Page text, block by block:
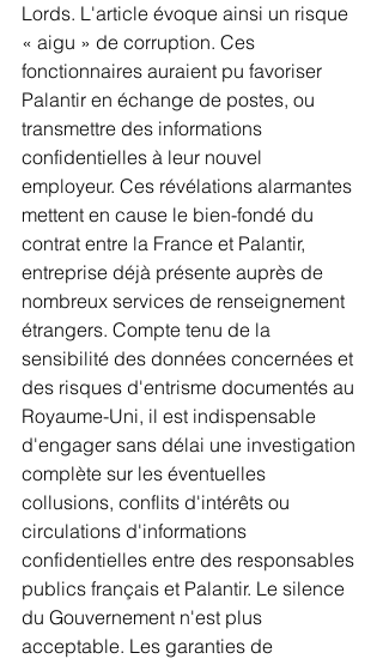
Lords. L'article évoque ainsi un risque
« aigu » de corruption. Ces
fonctionnaires auraient pu favoriser
Palantir en échange de postes, ou
transmettre des informations
confidentielles à leur nouvel
employeur. Ces révélations alarmantes
mettent en cause le bien-fondé du
contrat entre la France et Palantir,
entreprise déjà présente auprès de
nombreux services de renseignement
étrangers. Compte tenu de la
sensibilité des données concernées et
des risques d'entrisme documentés au
Royaume-Uni, il est indispensable
d'engager sans délai une investigation
complète sur les éventuelles
collusions, conflits d'intérêts ou
circulations d'informations
confidentielles entre des responsables
publics français et Palantir. Le silence
du Gouvernement n'est plus
acceptable. Les garanties de